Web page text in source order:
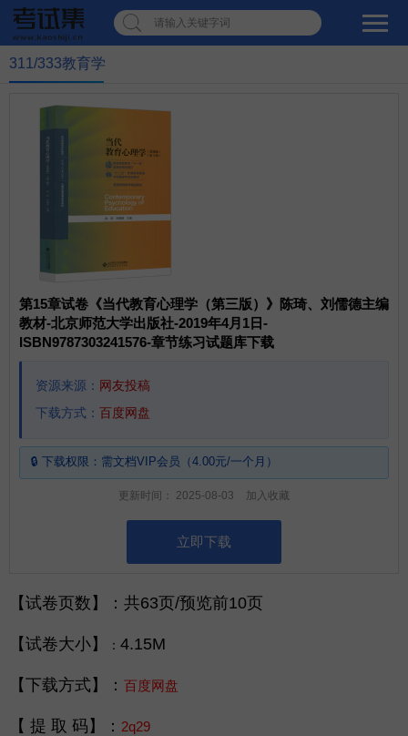
请输入关键字词
311/333教育学
第15章试卷《当代教育心理学（第三版）》陈琦、刘儒德主编
教材-北京师范大学出版社-2019年4月1日-
ISBN9787303241576-章节练习试题库下载
资源来源： 网友投稿
下载方式： 百度网盘
🔒 下载权限： 需文档VIP会员（4.00元/一个月）
更新时间： 2025-08-03 加入收藏
立即下载
【试卷页数 】：共63页/预览前10页
【试卷大小】 ： 4.15M
【下载方式 】： 百度网盘
【 提 取 码 】： 2q29